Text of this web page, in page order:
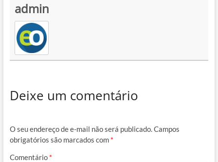
admin
Deixe um comentário
O seu endereço de e-mail não será publicado.Campos
obrigatórios são marcados com *
Comentário *